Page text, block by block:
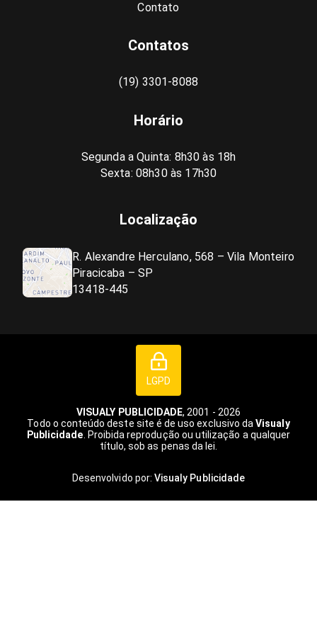
Contato
Contatos
(19) 3301-8088
Horário
Segunda a Quinta: 8h30 às 18h
Sexta: 08h30 às 17h30
Localização
R. Alexandre Herculano, 568 – Vila Monteiro
Piracicaba – SP
13418-445
LGPD
VISUALY PUBLICIDADE, 2001 - 2026
Todo o conteúdo deste site é de uso exclusivo daVisualy
Publicidade. Proibida reprodução ou utilização a qualquer
título, sob as penas da lei.
Desenvolvido por: Visualy Publicidade